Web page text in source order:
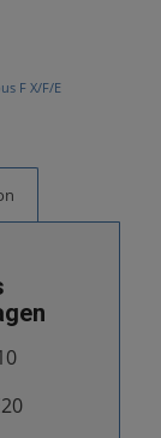
F X/F/E